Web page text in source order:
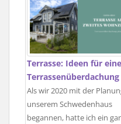
Terrasse: Ideen für eine
Terrassenüberdachung
Als wir 2020 mit der
unserem Schwedenhaus
begannen, hatte ich ein